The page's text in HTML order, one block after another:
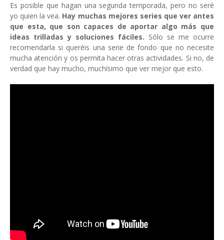
Es posible que hagan una segunda temporada, pero no seré
yo quien la vea. Hay muchas mejores series que ver antes
que esta, que son capaces de aportar algo más que
ideas trilladas y soluciones fáciles. Sólo se me ocurre
recomendarla si queréis una serie de fondo que no necesite
mucha atención y os permita hacer otras actividades. Si no, de
verdad que hay mucho, muchísimo que ver mejor que esto.